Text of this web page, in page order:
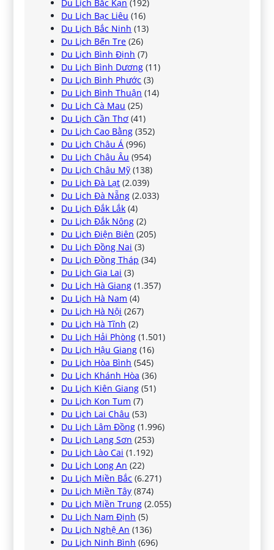
Du Lịch Bắc Kạn (192)
Du Lịch Bạc Liêu (16)
Du Lịch Bắc Ninh (13)
Du Lịch Bến Tre (26)
Du Lịch Bình Định (7)
Du Lịch Bình Dương (11)
Du Lịch Bình Phước (3)
Du Lịch Bình Thuận (14)
Du Lịch Cà Mau (25)
Du Lịch Cần Thơ (41)
Du Lịch Cao Bằng (352)
Du Lịch Châu Á (996)
Du Lịch Châu Âu (954)
Du Lịch Châu Mỹ (138)
Du Lịch Đà Lạt (2.039)
Du Lịch Đà Nẵng (2.033)
Du Lịch Đắk Lắk (4)
Du Lịch Đắk Nông (2)
Du Lịch Điện Biên (205)
Du Lịch Đồng Nai (3)
Du Lịch Đồng Tháp (34)
Du Lịch Gia Lai (3)
Du Lịch Hà Giang (1.357)
Du Lịch Hà Nam (4)
Du Lịch Hà Nội (267)
Du Lịch Hà Tĩnh (2)
Du Lịch Hải Phòng (1.501)
Du Lịch Hậu Giang (16)
Du Lịch Hòa Bình (545)
Du Lịch Khánh Hòa (36)
Du Lịch Kiên Giang (51)
Du Lịch Kon Tum (7)
Du Lịch Lai Châu (53)
Du Lịch Lâm Đồng (1.996)
Du Lịch Lạng Sơn (253)
Du Lịch Lào Cai (1.192)
Du Lịch Long An (22)
Du Lịch Miền Bắc (6.271)
Du Lịch Miền Tây (874)
Du Lịch Miền Trung (2.055)
Du Lịch Nam Định (5)
Du Lịch Nghệ An (136)
Du Lịch Ninh Bình (696)